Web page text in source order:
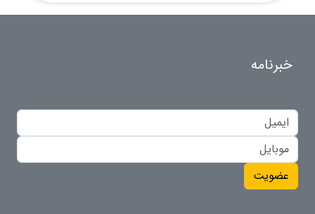
خبرنامه
عضویت